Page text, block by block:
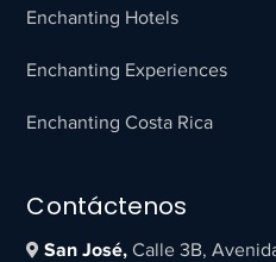
Enchanting Hotels
Enchanting Experiences
Enchanting Costa Rica
Contáctenos
San José,Calle 3B,